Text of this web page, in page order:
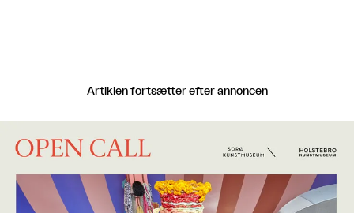
Artiklen fortsætter efter annoncen